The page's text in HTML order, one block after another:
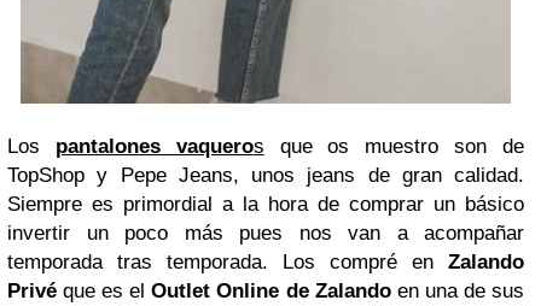
Los pantalones vaqueros que os muestro son de
TopShop y Pepe Jeans, unos jeans de gran calidad.
Siempre es primordial a la hora de comprar un básico
invertir un poco más pues nos van a acompañar
temporada tras temporada. Los compré en Zalando
Privé que es elOutlet Online de Zalando en una de sus